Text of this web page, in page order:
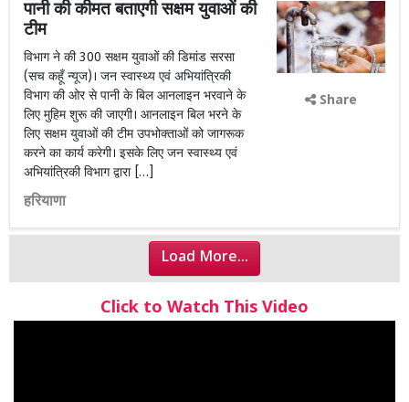
पानी की कीमत बताएगी सक्षम युवाओं की
टीम
विभाग ने की 300 सक्षम युवाओं की डिमांड सरसा
(सच कहूँ न्यूज)। जन स्वास्थ्य एवं अभियांत्रिकी
विभाग की ओर से पानी के बिल आनलाइन भरवाने के
लिए मुहिम शुरू की जाएगी। आनलाइन बिल भरने के
लिए सक्षम युवाओं की टीम उपभोक्ताओं को जागरूक
करने का कार्य करेगी। इसके लिए जन स्वास्थ्य एवं
अभियांत्रिकी विभाग द्वारा […]
हरियाणा
Share
Load More...
Click to Watch This Video